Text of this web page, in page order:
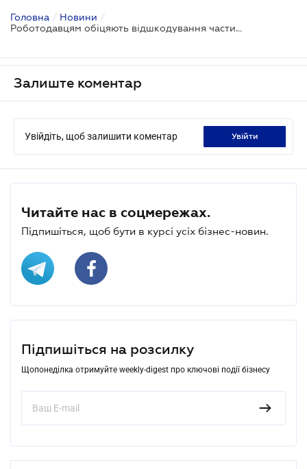
Головна / Новини /
Роботодавцям обіцяють відшкодування частини витрат на профпідготовку працівників
Залиште коментар
Увійдіть, щоб залишити коментар увійти
Читайте нас в соцмережах.
Підпишіться, щоб бути в курсі усіх бізнес-новин.
Підпишіться на розсилку
Щопонеділка отримуйте weekly-digest про ключові події бізнесу